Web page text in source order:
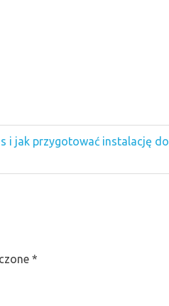
i jak przygotować instalację do
*